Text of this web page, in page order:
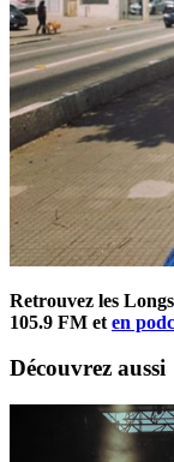
Retrouvez les
105.9 FM et en
Découvrez aussi